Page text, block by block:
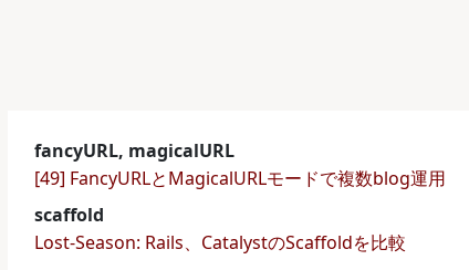
fancyURL, magicalURL
[49] FancyURLとMagicalURLモードで複数blog運用
scaffold
Lost-Season: Rails、CatalystのScaffoldを比較